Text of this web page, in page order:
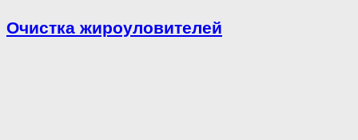
Очистка жироуловителей